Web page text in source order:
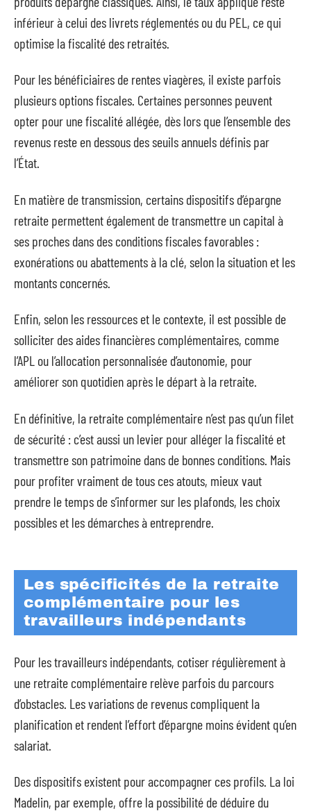
inférieur à celui des livrets réglementés ou du PEL, ce qui
optimise la fiscalité des retraités.
Pour les bénéficiaires de rentes viagères, il existe parfois
plusieurs options fiscales. Certaines personnes peuvent
opter pour une fiscalité allégée, dès lors que l’ensemble des
revenus reste en dessous des seuils annuels définis par
l’État.
En matière de transmission, certains dispositifs d’épargne
retraite permettent également de transmettre un capital à
ses proches dans des conditions fiscales favorables :
exonérations ou abattements à la clé, selon la situation et les
montants concernés.
Enfin, selon les ressources et le contexte, il est possible de
solliciter des aides financières complémentaires, comme
l’APL ou l’allocation personnalisée d’autonomie, pour
améliorer son quotidien après le départ à la retraite.
En définitive, la retraite complémentaire n’est pas qu’un filet
de sécurité : c’est aussi un levier pour alléger la fiscalité et
transmettre son patrimoine dans de bonnes conditions. Mais
pour profiter vraiment de tous ces atouts, mieux vaut
prendre le temps de s’informer sur les plafonds, les choix
possibles et les démarches à entreprendre.
Les spécificités de la retraite
complémentaire pour les
travailleurs indépendants
Pour les travailleurs indépendants, cotiser régulièrement à
une retraite complémentaire relève parfois du parcours
d’obstacles. Les variations de revenus compliquent la
planification et rendent l’effort d’épargne moins évident qu’en
salariat.
Des dispositifs existent pour accompagner ces profils. La loi
Madelin, par exemple, offre la possibilité de déduire du